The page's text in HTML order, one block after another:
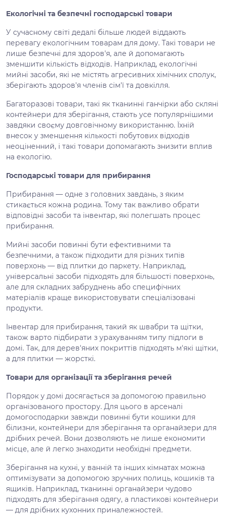
Екологічні та безпечні господарські товари
У сучасному світі дедалі більше людей віддають
перевагу екологічним товарам для дому. Такі товари не
лише безпечні для здоров'я, але й допомагають
зменшити кількість відходів. Наприклад, екологічні
мийні засоби, які не містять агресивних хімічних сполук,
зберігають здоров'я членів сім'ї та довкілля.
Багаторазові товари, такі як тканинні ганчірки або скляні
контейнери для зберігання, стають усе популярнішими
завдяки своєму довговічному використанню. Їхній
внесок у зменшення кількості побутових відходів
неоціненний, і такі товари допомагають знизити вплив
на екологію.
Господарські товари для прибирання
Прибирання — одне з головних завдань, з яким
стикається кожна родина. Тому так важливо обрати
відповідні засоби та інвентар, які полегшать процес
прибирання.
Мийні засоби повинні бути ефективними та
безпечними, а також підходити для різних типів
поверхонь — від плитки до паркету. Наприклад,
універсальні засоби підходять для більшості поверхонь,
але для складних забруднень або специфічних
матеріалів краще використовувати спеціалізовані
продукти.
Інвентар для прибирання, такий як швабри та щітки,
також варто підбирати з урахуванням типу підлоги в
домі. Так, для дерев'яних покриттів підходять м'які щітки,
а для плитки — жорсткі.
Товари для організації та зберігання речей
Порядок у домі досягається за допомогою правильно
організованого простору. Для цього в арсеналі
домогосподарки завжди повинні бути кошики для
білизни, контейнери для зберігання та органайзери для
дрібних речей. Вони дозволяють не лише економити
місце, але й легко знаходити необхідні предмети.
Зберігання на кухні, у ванній та інших кімнатах можна
оптимізувати за допомогою зручних полиць, кошиків та
ящиків. Наприклад, тканинні органайзери чудово
підходять для зберігання одягу, а пластикові контейнери
— для дрібних кухонних приналежностей.